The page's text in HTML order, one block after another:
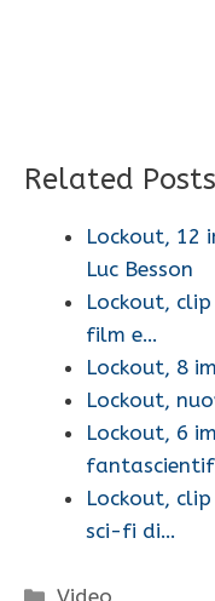
Related
Lockout, 12
Luc Besson
Lockout,
film e…
Lockout, 8
Lockout,
Lockout, 6
Lockout,
sci-fi di…
Categorie